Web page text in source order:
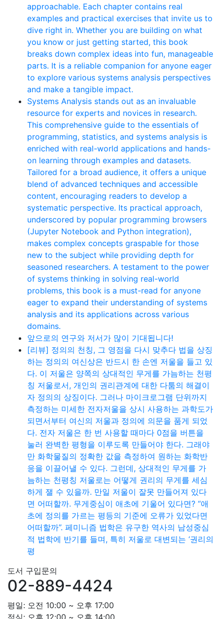
approachable. Each chapter contains real
examples and practical exercises that invite us to
dive right in. Whether you are building on what
you know or just getting started, this book
breaks down complex ideas into fun, manageable
parts. It is a reliable companion for anyone eager
to explore various systems analysis perspectives
and make a tangible impact.
Systems Analysis stands out as an invaluable
resource for experts and novices in research.
This comprehensive guide to the essentials of
programming, statistics, and systems analysis is
enriched with real-world applications and hands-
on learning through examples and datasets.
Tailored for a broad audience, it offers a unique
blend of advanced techniques and accessible
content, encouraging readers to develop a
systematic perspective. Its practical approach,
underscored by popular programming browsers
(Jupyter Notebook and Python integration),
makes complex concepts graspable for those
new to the subject while providing depth for
seasoned researchers. A testament to the power
of systems thinking in solving real-world
problems, this book is a must-read for anyone
eager to expand their understanding of systems
analysis and its applications across various
domains.
앞으로의 연구와 저서가 많이 기대됩니다!
[리뷰] 정의의 천칭, 그 영점을 다시 맞추다 법을 상징
하는 정의의 여신상은 반드시 한 손엔 저울을 들고 있
다. 이 저울은 양쪽의 상대적인 무게를 가늠하는 천평
칭 저울로서, 개인의 권리관계에 대한 다툼의 해결이
자 정의의 상징이다. 그러나 마이크로그램 단위까지
측정하는 미세한 전자저울을 상시 사용하는 과학도가
되면서부터 여신의 저울과 정의에 의문을 품게 되었
다. 전자 저울은 한 번 사용할 때마다 0점을 버튼을
눌러 완벽한 평형을 이루도록 만들어야 한다. 그래야
만 화학물질의 정확한 값을 측정하여 원하는 화학반
응을 이끌어낼 수 있다. 그런데, 상대적인 무게를 가
늠하는 천평칭 저울로는 어떻게 권리의 무게를 세심
하게 잴 수 있을까. 만일 저울이 잘못 만들어져 있다
면 어떠할까. 무게중심이 애초에 기울어 있다면? “애
초에 정의를 가르는 평등의 기준에 오류가 있었다면
어떠할까”. 페미니즘 법학은 유구한 역사의 남성중심
적 법학에 반기를 들며, 특히 저울로 대변되는 ‘권리의
평
도서 구입문의
02-889-4424
평일: 오전 10:00 ~ 오후 17:00
점심: 오후 12:00 ~ 오후 14:00